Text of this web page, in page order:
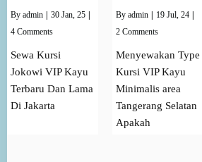
By admin | 30 Jan, 25 |
4 Comments
Sewa Kursi
Jokowi VIP Kayu
Terbaru Dan Lama
Di Jakarta
Byadmin | 19 Jul, 24 |
2 Comments
Menyewakan Type
Kursi VIP Kayu
Minimalis area
Tangerang Selatan
Apakah